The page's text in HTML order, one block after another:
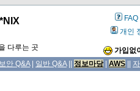
다루는 곳
FAQ
개인
가입없
안 Q&A| 일반 Q&A|| 정보마당| AWS